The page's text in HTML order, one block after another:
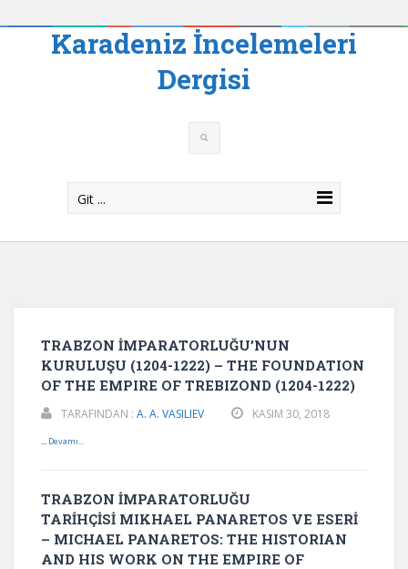
Karadeniz İncelemeleri
Dergisi
Git ...
TRABZON İMPARATORLUĞU’NUN
KURULUŞU (1204-1222) – THE FOUNDATION
OF THE EMPIRE OF TREBIZOND (1204-1222)
TARAFINDAN : A. A. VASILIEV KASIM 30, 2018
... Devamı...
TRABZON İMPARATORLUĞU
TARİHÇİSİ MIKHAEL PANARETOS VE ESERİ
– MICHAEL PANARETOS: THE HISTORIAN
AND HIS WORK ON THE EMPIRE OF